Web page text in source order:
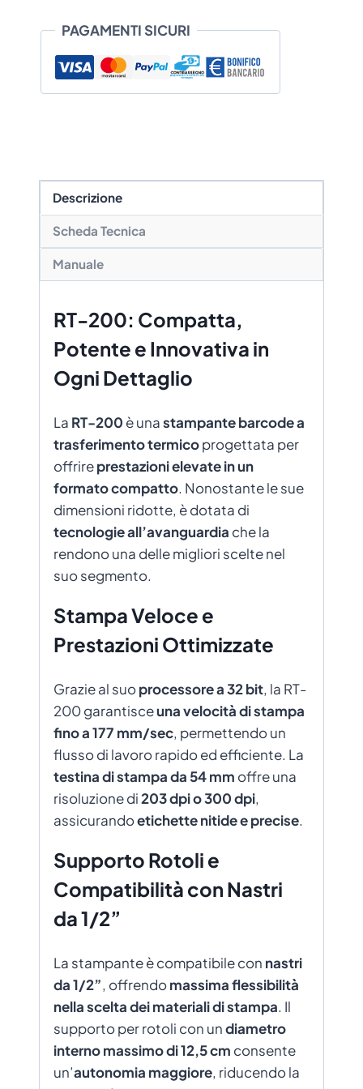
€ 418,60
PAGAMENTI SICURI
Descrizione
Scheda Tecnica
Manuale
RT-200: Compatta,
Potente e Innovativa in
Ogni Dettaglio
La RT-200 è unastampante barcode a
trasferimento termicoprogettata per
offrireprestazioni elevate in un
formato compatto. Nonostante le sue
dimensioni ridotte, è dotata di
tecnologie all’avanguardia che la
rendono una delle migliori scelte nel
suo segmento.
Stampa Veloce e
Prestazioni Ottimizzate
Grazie al suoprocessore a 32 bit, la RT-
200 garantisceuna velocità di stampa
fino a 177 mm/sec, permettendo un
flusso di lavoro rapido ed efficiente. La
testina di stampa da 54 mm offre una
risoluzione di203 dpi o 300 dpi,
assicurandoetichette nitide e precise.
Supporto Rotoli e
Compatibilità con Nastri
da 1/2”
La stampante è compatibile con nastri
da 1/2”, offrendomassima flessibilità
nella scelta dei materiali di stampa. Il
supporto per rotoli con undiametro
interno massimo di 12,5 cm consente
un’autonomia maggiore, riducendo la